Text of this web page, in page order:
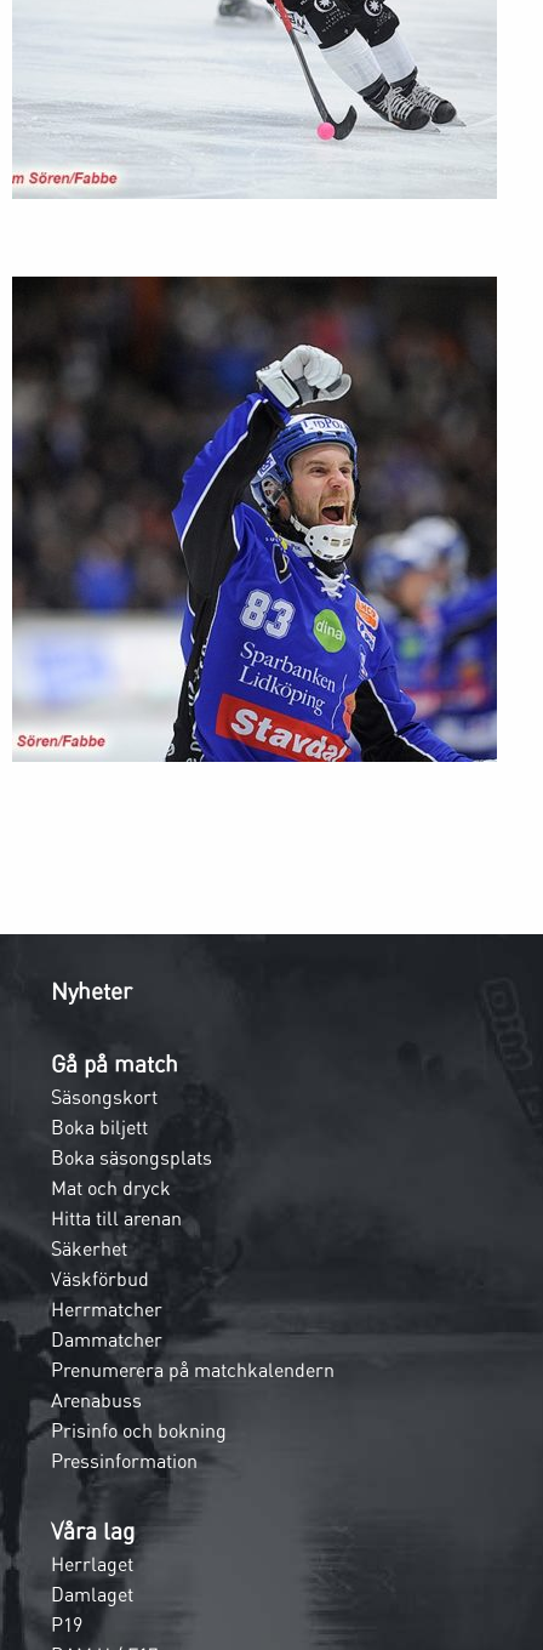
Nyheter
Gå på match
Säsongskort
Boka biljett
Boka säsongsplats
Mat och dryck
Hitta till arenan
Säkerhet
Väskförbud
Herrmatcher
Dammatcher
Prenumerera på matchkalendern
Arenabuss
Prisinfo och bokning
Pressinformation
Våra lag
Herrlaget
Damlaget
P19